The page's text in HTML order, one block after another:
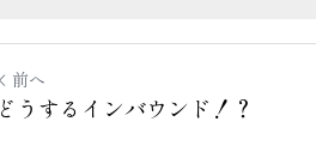
前へ
どうするインバウンド！？